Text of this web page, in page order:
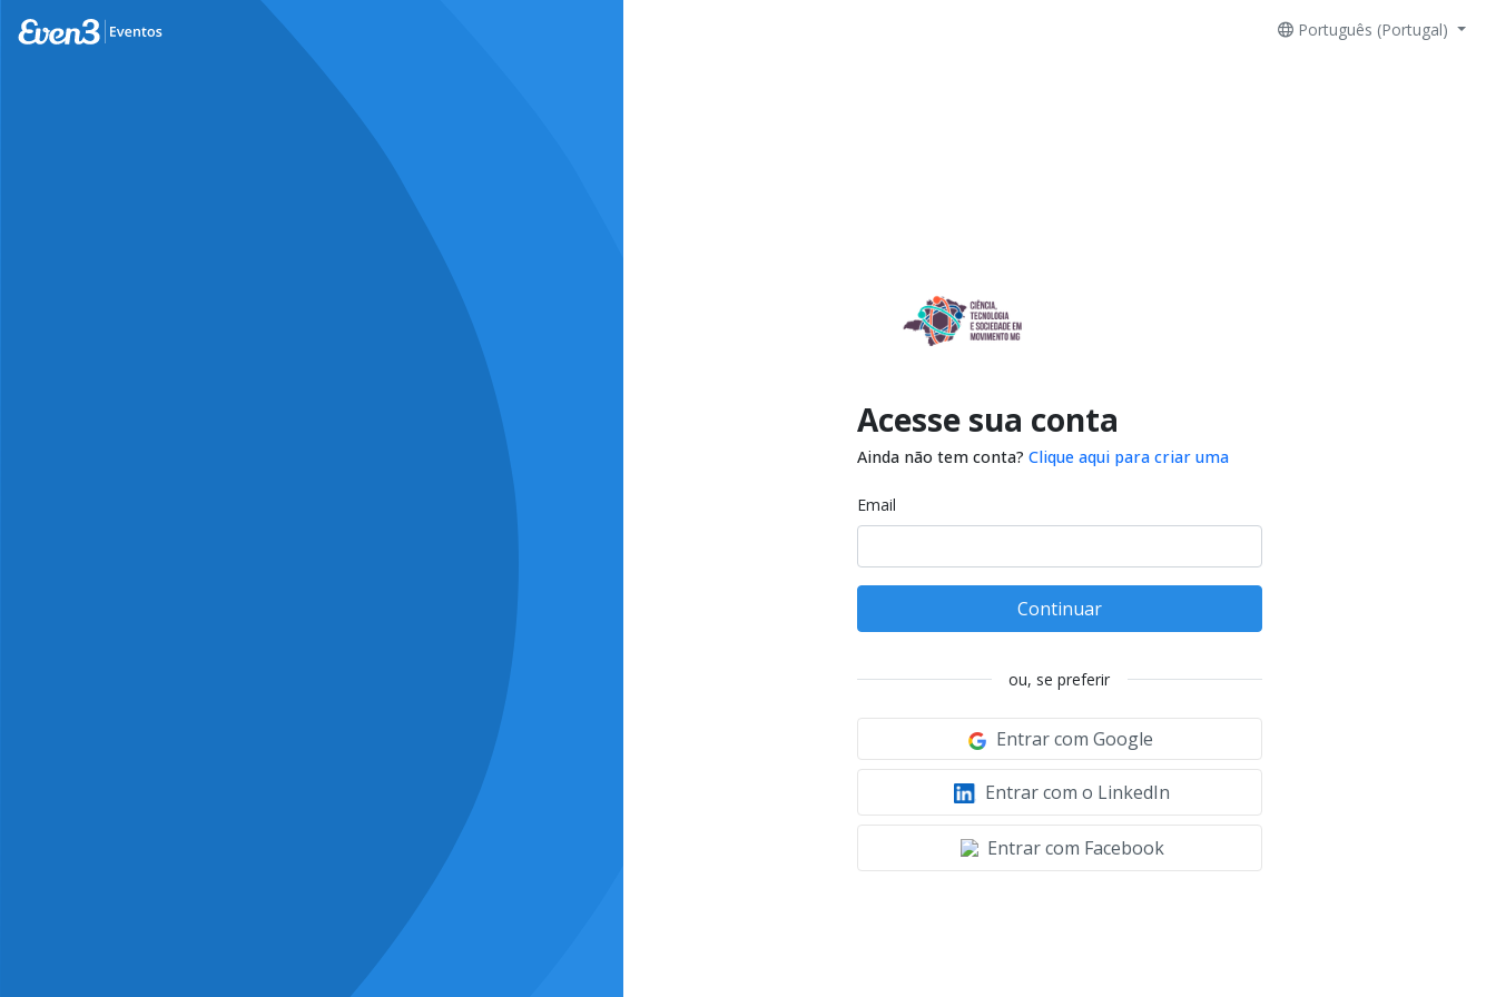
Português (Portugal)
Acesse sua conta
Ainda não tem conta? Clique aqui para criar uma
Email
Continuar
ou, se preferir
Entrar com Google
Entrar com o LinkedIn
Entrar com Facebook